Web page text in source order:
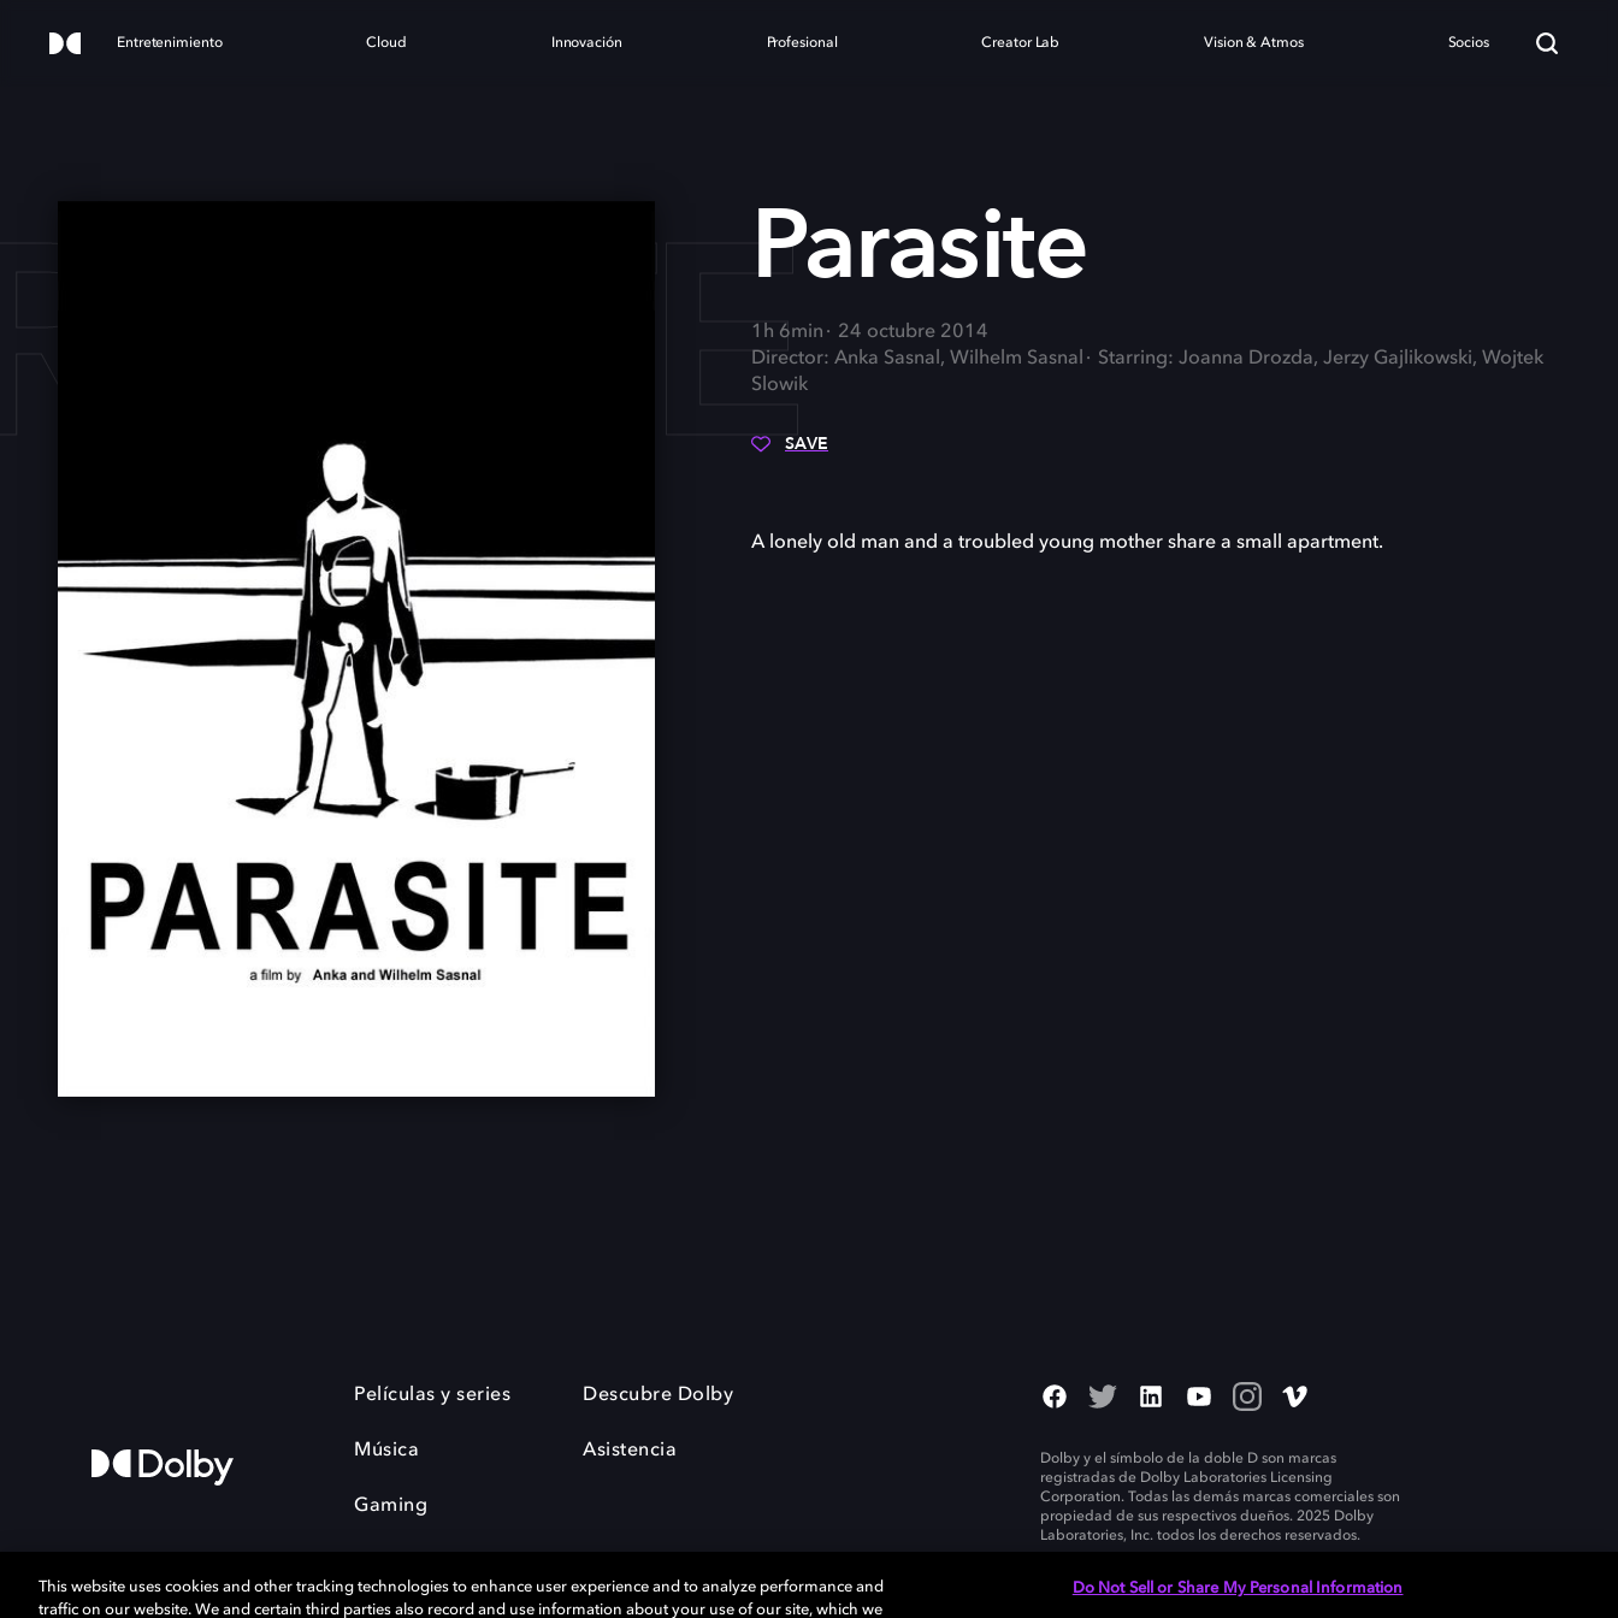
Entretenimiento Cloud Innovación Profesional Creator Lab Vision & Atmos Socios
Parasite
1h 6min
24 octubre 2014
Director: Anka Sasnal, Wilhelm Sasnal
Starring: Joanna Drozda, Jerzy Gajlikowski, Wojtek
Slowik
SAVE
A lonely old man and a troubled young mother share a small apartment.
Películas y series
Música
Gaming
Descubre Dolby
Asistencia
Dolby y el símbolo de la doble D son marcas
registradas de Dolby Laboratories Licensing
Corporation. Todas las demás marcas comerciales son
propiedad de sus respectivos dueños. 2025 Dolby
Laboratories, Inc. todos los derechos reservados.
This website uses cookies and other tracking technologies to enhance user experience and to analyze performance and
traffic on our website. We and certain third parties also record and use information about your use of our site, which we
Do Not Sell or Share My Personal Information